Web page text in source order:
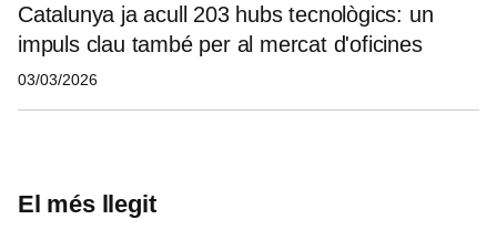
Catalunya ja acull 203 hubs tecnològics: un
impuls clau també per al mercat d'oficines
03/03/2026
El més llegit